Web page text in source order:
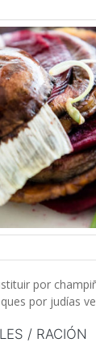
por
por judías
/ RACIÓN